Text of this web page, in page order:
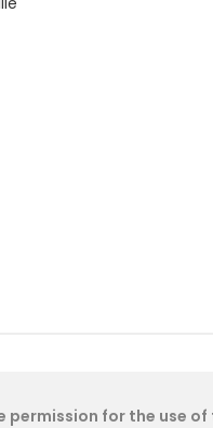
permission for the use